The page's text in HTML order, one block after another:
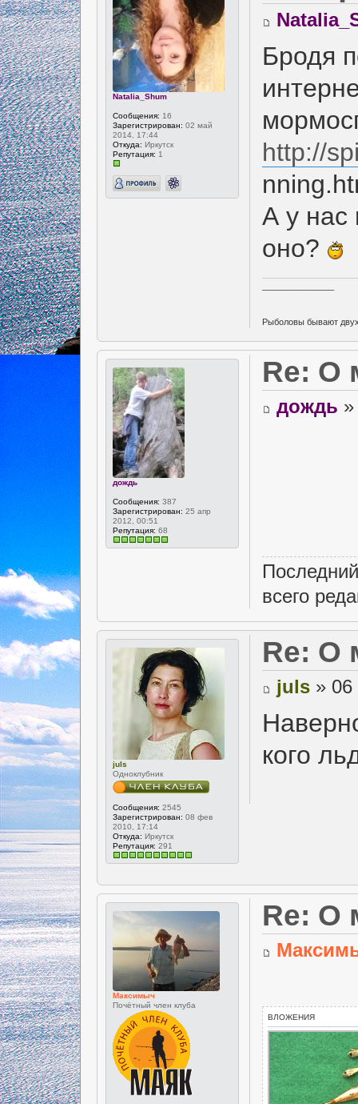
Natalia_Shum
Сообщения: 16
Зарегистрирован: 02 май
2014, 17:44
Откуда: Иркутск
Репутация: 1
Бродя
http://
А у нас
оно?
Рыболовы бывают двух
дождь
Сообщения: 387
Зарегистрирован: 25 апр
2012, 00:51
Репутация: 68
Re: О
дождь
всего
juls
Одноклубник
Сообщения: 2545
Зарегистрирован: 08 фев
2010, 17:14
Откуда: Иркутск
Репутация: 291
Re: О
juls »
кого
Максимыч
Почётный член клуба
Re: О
ВЛОЖЕНИЯ